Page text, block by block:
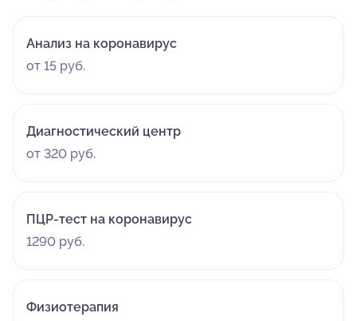
Анализ на коронавирус
от 15 руб.
Диагностический центр
от 320 руб.
ПЦР-тест на коронавирус
1290 руб.
Физиотерапия